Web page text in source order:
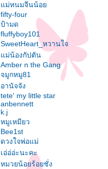
ม่หนมจีนน้อ
fifty-four
ป้ามด
fluffyboy101
SweetHeart_หวานใจ
ม่น้องกัปตัน
Amber n the Gang
จมูกหมู81
อานัจจัง
tete' my little star
anbennett
k.j
หมูเหมียว
Bee1st
ดวงใจพ่อแม่
เอ่อ่อ่ะนะคะ
หมวยน้อยร้อยชั่ง